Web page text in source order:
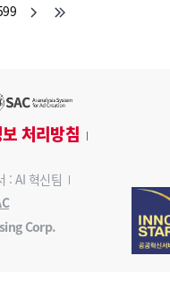
처리방침
: AI 혁신팀
Corp.